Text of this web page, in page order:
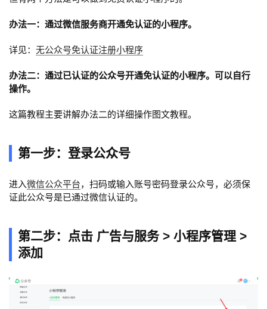
办法一：通过微信服务商开通免认证的小程序。
详见： 无公众号免认证注册小程序
办法二：通过已认证的公众号开通免认证的小程序。可以自行
操作。
这篇教程主要讲解办法二的详细操作图文教程。
第一步：登录公众号
进入微信公众平台，扫码或输入账号密码登录公众号，必须保
证此公众号是已通过微信认证的。
第二步：点击 广告与服务 > 小程序管理 >
添加